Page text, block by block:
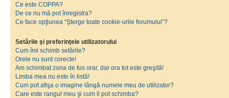
Ce este COPPA?
De ce nu mă pot înregistra?
Ce face opţiunea “Şterge toate cookie-urile forumului”?
Setările şi preferinţele utilizatorului
Cum îmi schimb setările?
Orele nu sunt corecte!
Am schimbat zona de fus orar, dar ora tot este greşită!
Limba mea nu este în listă!
Cum pot afişa o imagine lângă numele meu de utilizator?
Care este rangul meu şi cum il pot schimba?